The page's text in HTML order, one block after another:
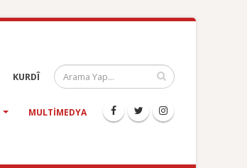
KURDÎ
MULTIMEDYA